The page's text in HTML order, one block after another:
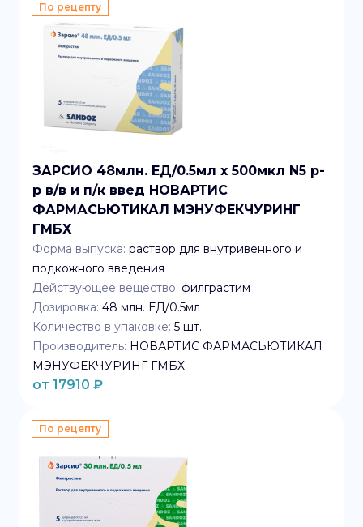
По рецепту
ЗАРСИО 48млн. ЕД/0.5мл x 500мкл N5 р-
р в/в и п/к введ НОВАРТИС
ФАРМАСЬЮТИКАЛ МЭНУФЕКЧУРИНГ
ГМБХ
Форма выпуска: раствор для внутривенного и
подкожного введения
Действующее вещество: филграстим
Дозировка: 48 млн. ЕД/0.5мл
Количество в упаковке: 5 шт.
Производитель: НОВАРТИС ФАРМАСЬЮТИКАЛ
МЭНУФЕКЧУРИНГ ГМБХ
от 17910 ₽
По рецепту